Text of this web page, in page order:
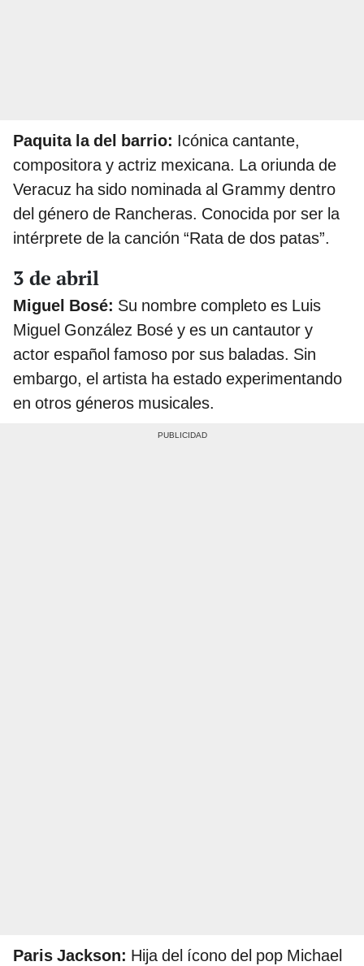
Paquita la del barrio: Icónica cantante,
compositora y actriz mexicana. La oriunda de
Veracuz ha sido nominada al Grammy dentro
del género de Rancheras. Conocida por ser la
intérprete de la canción “Rata de dos patas”.
3 de abril
Miguel Bosé: Su nombre completo es Luis
Miguel González Bosé y es un cantautor y
actor español famoso por sus baladas. Sin
embargo, el artista ha estado experimentando
en otros géneros musicales.
Paris Jackson: Hija del ícono del pop Michael